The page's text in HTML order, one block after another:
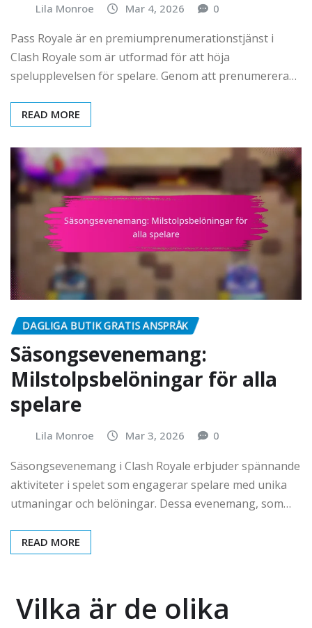
Lila Monroe Mar 4, 2026 0
Pass Royale är en premiumprenumerationstjänst i
Clash Royale som är utformad för att höja
spelupplevelsen för spelare. Genom att prenumerera…
READ MORE
DAGLIGA BUTIK GRATIS ANSPRÅK
Säsongsevenemang:
Milstolpsbelöningar för alla
spelare
Lila Monroe Mar 3, 2026 0
Säsongsevenemang i Clash Royale erbjuder spännande
aktiviteter i spelet som engagerar spelare med unika
utmaningar och belöningar. Dessa evenemang, som…
READ MORE
Vilka är de olika